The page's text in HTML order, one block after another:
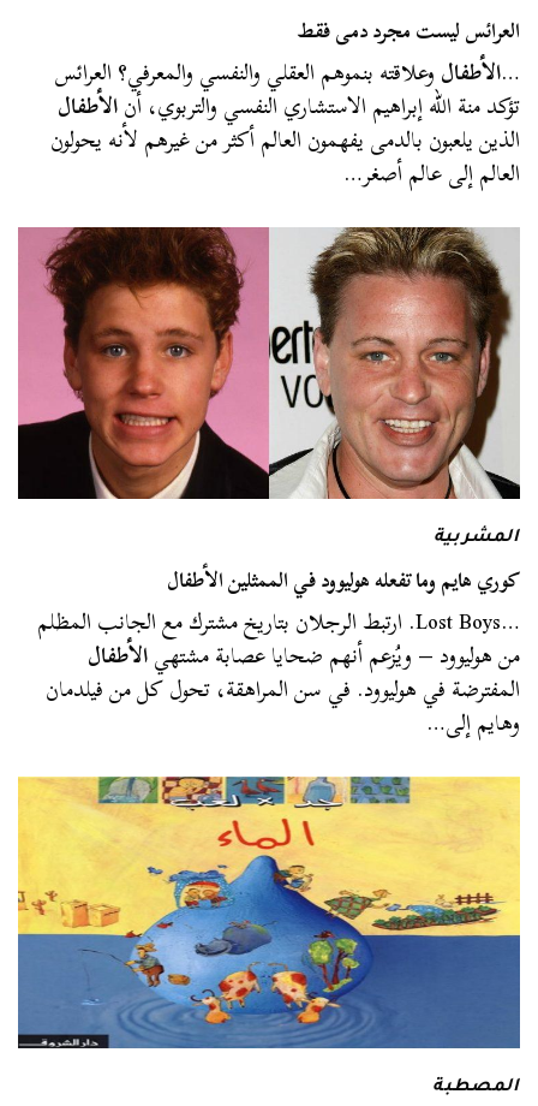
العرائس ليست مجرد دمى فقط
…الأطفالوعلاقته بنموهم العقلي والنفسي والمعرفي؟ العرائس
تؤكد منة الله إبراهيم الاستشاري النفسي والتربوي، أنالأطفال
الذين يلعبون بالدمى يفهمون العالم أكثر من غيرهم لأنه يحولون
العالم إلى عالم أصغر…
المشربية
كوري هايم وما تفعله هوليوود في الممثلين الأطفال
…Lost Boys. ارتبط الرجلان بتاريخ مشترك مع الجانب المظلم
من هوليوود – ويُزعم أنهم ضحايا عصابة مشتهيالأطفال
المفترضة في هوليوود. في سن المراهقة، تحول كل من فيلدمان
وهايم إلى…
المصطبة